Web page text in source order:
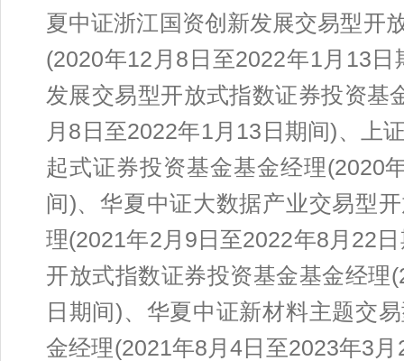
夏中证浙江国资创新发展交易型开
(2020年12月8日至2022年1月13
发展交易型开放式指数证券投资基
月8日至2022年1月13日期间)、上
起式证券投资基金基金经理(2020
间)、华夏中证大数据产业交易型
理(2021年2月9日至2022年8月22
开放式指数证券投资基金基金经理
日期间)、华夏中证新材料主题交
金经理(2021年8月4日至2023年3